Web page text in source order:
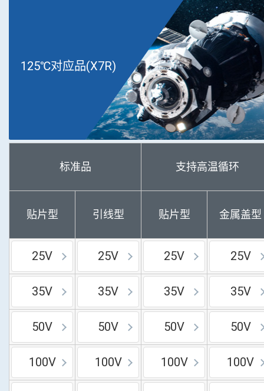
125℃对应品(X7R)
标准品 支持高温循环
贴片型 引线型 贴片型 金属盖型
25V 25V 25V 25V
35V 35V 35V 35V
50V 50V 50V 50V
100V 100V 100V 100V